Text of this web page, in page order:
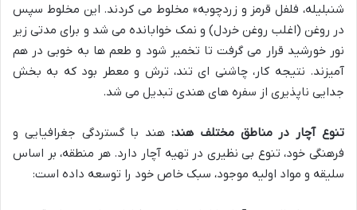
شنبلیله، فلفل قرمز و زردچوبه» مخلوط می کردند. این مخلوط سپس
در روغن (اغلب روغن خردل) و نمک خوابانده می شد و برای مدتی زیر
نور خورشید قرار می گرفت تا تخمیر شود و طعم ها به خوبی در هم
آمیزند. نتیجه کار، چاشنی ای تند، ترش و معطر بود که به بخش
جدایی ناپذیری از سفره های هندی تبدیل می شد.
تنوع آچار در مناطق مختلف هند: هند با گستردگی جغرافیایی و
فرهنگی خود، تنوع بی نظیری در تهیه آچار دارد. هر منطقه، بر اساس
سلیقه و مواد اولیه موجود، سبک خاص خود را توسعه داده است: